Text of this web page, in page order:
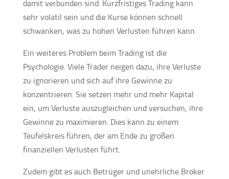
damit verbunden sind. Kurzfristiges Trading kann
sehr volatil sein und die Kurse können schnell
schwanken, was zu hohen Verlusten führen kann.
Ein weiteres Problem beim Trading ist die
Psychologie. Viele Trader neigen dazu, ihre Verluste
zu ignorieren und sich auf ihre Gewinne zu
konzentrieren. Sie setzen mehr und mehr Kapital
ein, um Verluste auszugleichen und versuchen, ihre
Gewinne zu maximieren. Dies kann zu einem
Teufelskreis führen, der am Ende zu großen
finanziellen Verlusten führt.
Zudem gibt es auch Betrüger und unehrliche Broker